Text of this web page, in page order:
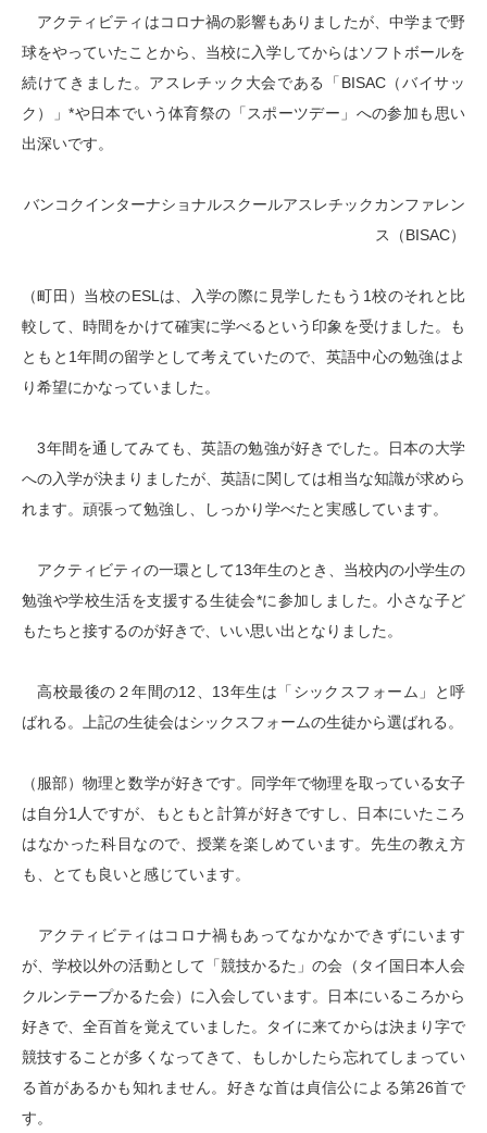
アクティビティはコロナ禍の影響もありましたが、中学まで野
球をやっていたことから、当校に入学してからはソフトボールを
続けてきました。アスレチック大会である「BISAC（バイサッ
ク）」*や日本でいう体育祭の「スポーツデー」への参加も思い
出深いです。
バンコクインターナショナルスクールアスレチックカンファレン
ス（BISAC）
（町田）当校のESLは、入学の際に見学したもう1校のそれと比
較して、時間をかけて確実に学べるという印象を受けました。も
ともと1年間の留学として考えていたので、英語中心の勉強はよ
り希望にかなっていました。
3年間を通してみても、英語の勉強が好きでした。日本の大学
への入学が決まりましたが、英語に関しては相当な知識が求めら
れます。頑張って勉強し、しっかり学べたと実感しています。
アクティビティの一環として13年生のとき、当校内の小学生の
勉強や学校生活を支援する生徒会*に参加しました。小さな子ど
もたちと接するのが好きで、いい思い出となりました。
高校最後の２年間の12、13年生は「シックスフォーム」と呼
ばれる。上記の生徒会はシックスフォームの生徒から選ばれる。
（服部）物理と数学が好きです。同学年で物理を取っている女子
は自分1人ですが、もともと計算が好きですし、日本にいたころ
はなかった科目なので、授業を楽しめています。先生の教え方
も、とても良いと感じています。
アクティビティはコロナ禍もあってなかなかできずにいます
が、学校以外の活動として「競技かるた」の会（タイ国日本人会
クルンテープかるた会）に入会しています。日本にいるころから
好きで、全百首を覚えていました。タイに来てからは決まり字で
競技することが多くなってきて、もしかしたら忘れてしまってい
る首があるかも知れません。好きな首は貞信公による第26首で
す。